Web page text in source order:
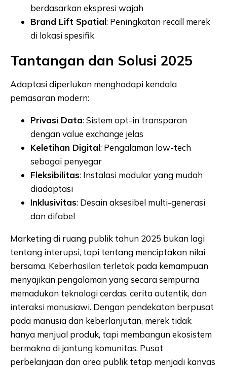
berdasarkan ekspresi wajah
Brand Lift Spatial: Peningkatan recall merek
di lokasi spesifik
Tantangan dan Solusi 2025
Adaptasi diperlukan menghadapi kendala
pemasaran modern:
Privasi Data: Sistem opt-in transparan
dengan value exchange jelas
Keletihan Digital: Pengalaman low-tech
sebagai penyegar
Fleksibilitas: Instalasi modular yang mudah
diadaptasi
Inklusivitas: Desain aksesibel multi-generasi
dan difabel
Marketing di ruang publik tahun 2025 bukan lagi
tentang interupsi, tapi tentang menciptakan nilai
bersama. Keberhasilan terletak pada kemampuan
menyajikan pengalaman yang secara sempurna
memadukan teknologi cerdas, cerita autentik, dan
interaksi manusiawi. Dengan pendekatan berpusat
pada manusia dan keberlanjutan, merek tidak
hanya menjual produk, tapi membangun ekosistem
bermakna di jantung komunitas. Pusat
perbelanjaan dan area publik tetap menjadi kanvas